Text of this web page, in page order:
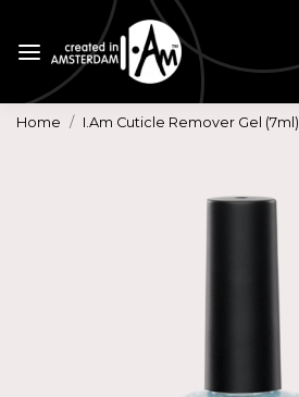
Home I.Am Cuticle Remover Gel (7ml)